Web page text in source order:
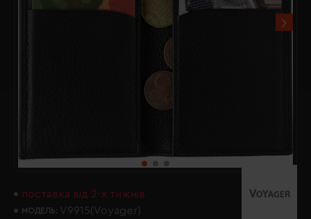
поставка від 2-х тижнів
МОДЕЛЬ: V9915(Voyager)